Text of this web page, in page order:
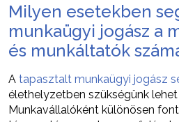
Milyen esetekben
munkaügyi jogász a
és munkáltatók
A tapasztalt munkaügyi jogász
élethelyzetben szükségünk
Munkavállalóként különösen